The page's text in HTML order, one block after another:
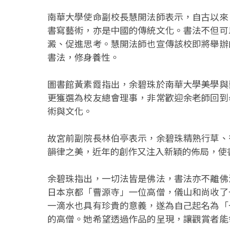
南華大學使命副校長慧開法師表示，自古以
書寫藝術，亦是中國的傳統文化。書法不但
澱、促進思考。慧開法師也宣傳該校即將舉
書法，修身養性。
圖書館黃素霞指出，余碧珠於南華大學美學
更獲選為校友總會理事，非常歡迎余老師回
術與文化。
故宮前副院長林伯亭表示，余碧珠精熟行草
韻律之美，近年的創作又注入新穎的佈局，
余碧珠指出，一切法皆是佛法，書法亦不離
日本京都「曹源寺」一位高僧，儀山和尚收
一滴水也具有珍貴的意義，遂為自己起名為
的高僧。她希望透過作品的呈現，讓觀賞者